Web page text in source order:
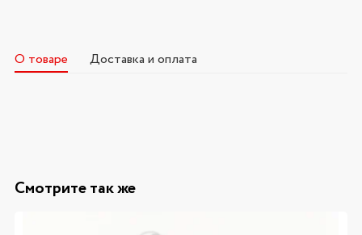
О товаре Доставка и оплата
Смотрите так же